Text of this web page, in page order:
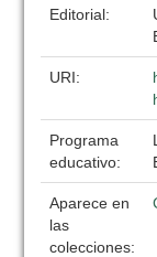
Editorial:
URI:
Programa
educativo:
Aparece en
las
colecciones: